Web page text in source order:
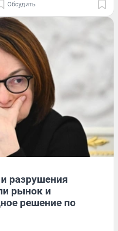
Обсудить
разрушения
рынок и
решение по